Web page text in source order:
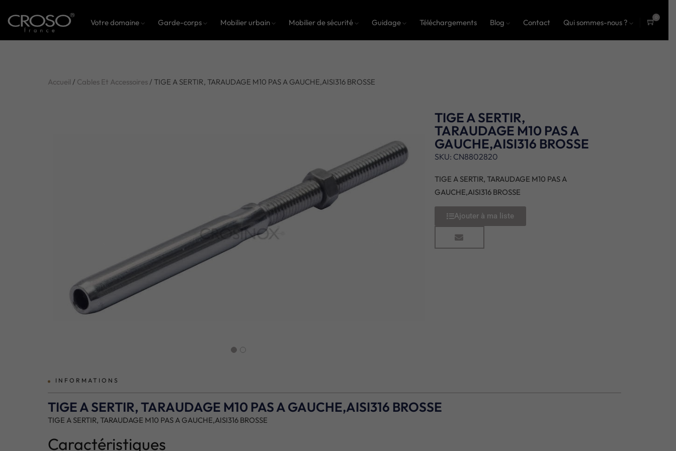
Votre domaine Garde-corps Mobilier urbain Mobilier de sécurité Guidage Téléchargements Blog Contact Qui sommes-nous ?
0
Accueil / Cables Et Accessoires/ TIGE A SERTIR, TARAUDAGE M10 PAS A GAUCHE,AISI316 BROSSE
TIGE A SERTIR,
TARAUDAGE M10 PAS A
GAUCHE,AISI316 BROSSE
SKU: CN8802820
TIGE A SERTIR, TARAUDAGE M10 PAS A
GAUCHE,AISI316 BROSSE
Ajouter à ma liste
INFORMATIONS
TIGE A SERTIR, TARAUDAGE M10 PAS A GAUCHE,AISI316 BROSSE
TIGE A SERTIR, TARAUDAGE M10 PAS A GAUCHE,AISI316 BROSSE
Caractéristiques